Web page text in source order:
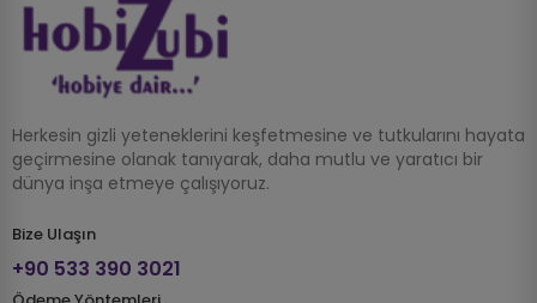
Herkesin gizli yeteneklerini keşfetmesine ve tutkularını hayata
geçirmesine olanak tanıyarak, daha mutlu ve yaratıcı bir
dünya inşa etmeye çalışıyoruz.
Bize Ulaşın
+90 533 390 3021